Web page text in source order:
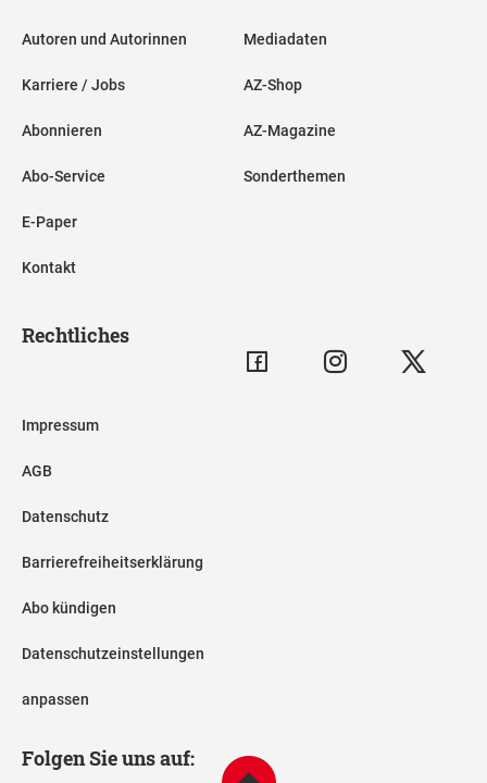
Autoren und Autorinnen
Karriere / Jobs
Abonnieren
Abo-Service
E-Paper
Kontakt
Mediadaten
AZ-Shop
AZ-Magazine
Sonderthemen
Rechtliches
Impressum
AGB
Datenschutz
Barrierefreiheitserklärung
Abo kündigen
Datenschutzeinstellungen
anpassen
Folgen Sie uns auf: